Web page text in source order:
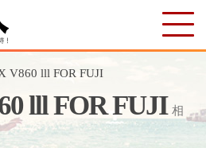
V860 lll FOR FUJI
lll FOR FUJI 相